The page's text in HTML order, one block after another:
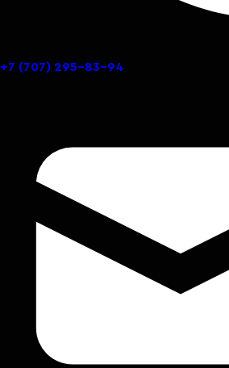
+7 (707) 295-83-94